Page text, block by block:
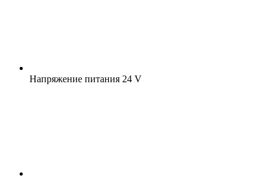
Напряжение питания 24 V